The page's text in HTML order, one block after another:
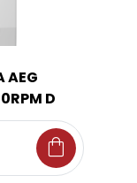
AEG
D
shopping_bag